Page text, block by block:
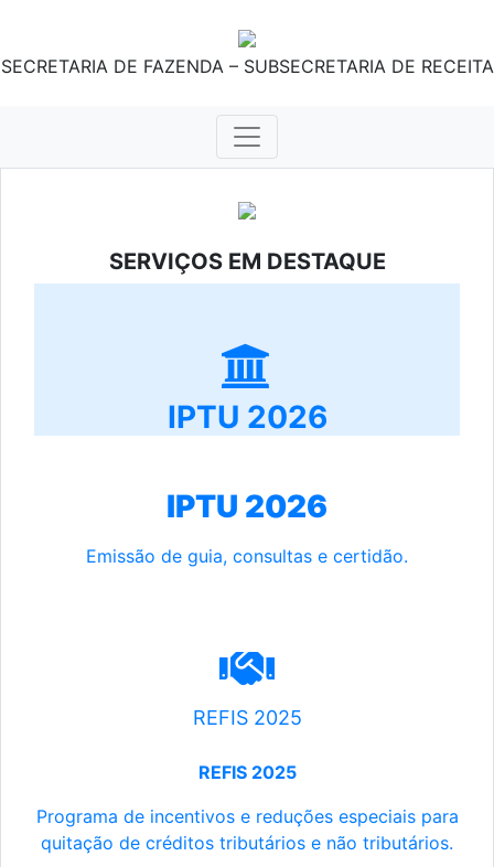
SECRETARIA DE FAZENDA – SUBSECRETARIA DE RECEITA
SERVIÇOS EM DESTAQUE
IPTU 2026
IPTU 2026
Emissão de guia, consultas e certidão.
REFIS 2025
REFIS 2025
Programa de incentivos e reduções especiais para
quitação de créditos tributários e não tributários.